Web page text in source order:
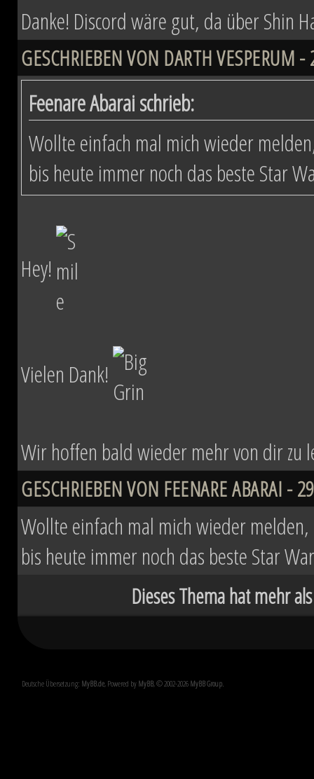
Danke! Discord wäre gut, da über Shin
GESCHRIEBEN VON DARTH
Feenare Abarai schrieb:
Wollte einfach mal mich wieder
bis heute immer noch das beste Star
Hey!
Vielen Dank!
Wir hoffen bald wieder mehr von dir zu
GESCHRIEBEN VON FEENARE ABARAI -
Wollte einfach mal mich wieder
bis heute immer noch das beste Star
Dieses Thema hat mehr
Deutsche Übersetzung: MyBB.de, Powered by MyBB, © 2002-2026 MyBB Group.